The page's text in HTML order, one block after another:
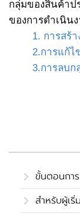
กลุ่มของสินค้า
ของการดำเนิน
1. การสร้
2.การแก้ไ
3.การลบก
ขั้นตอนกา
สำหรับผู้เริ่